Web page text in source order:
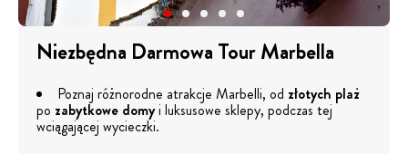
Niezbędna Darmowa Tour Marbella
Poznaj różnorodne atrakcje Marbelli, od złotych plaż
po zabytkowe domyi luksusowe sklepy, podczas tej
wciągającej wycieczki.